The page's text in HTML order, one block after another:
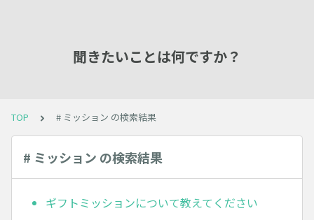
聞きたいことは何ですか？
TOP # ミッション の検索結果
# ミッション の検索結果
ギフトミッションについて教えてください